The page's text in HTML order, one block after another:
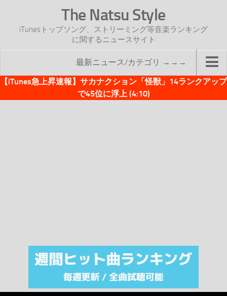
The Natsu Style
iTunesトップソング、ストリーミング等音楽ランキング
に関するニュースサイト
最新ニュース/カテゴリ →→→
TOP
注目カテゴリ
オリジナルiTunes週間トップソング
【iTunes急上昇速報】サカナクション「怪獣」14ランクアップ
で45位に浮上 (4:10)